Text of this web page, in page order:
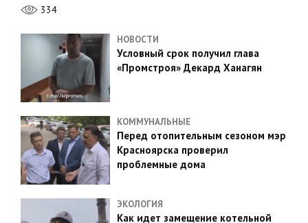
334
НОВОСТИ
Условный срок получил глава
«Промстроя» Декард Ханагян
КОММУНАЛЬНЫЕ
Перед отопительным сезоном мэр
Красноярска проверил
проблемные дома
ЭКОЛОГИЯ
Как идет замещение котельной